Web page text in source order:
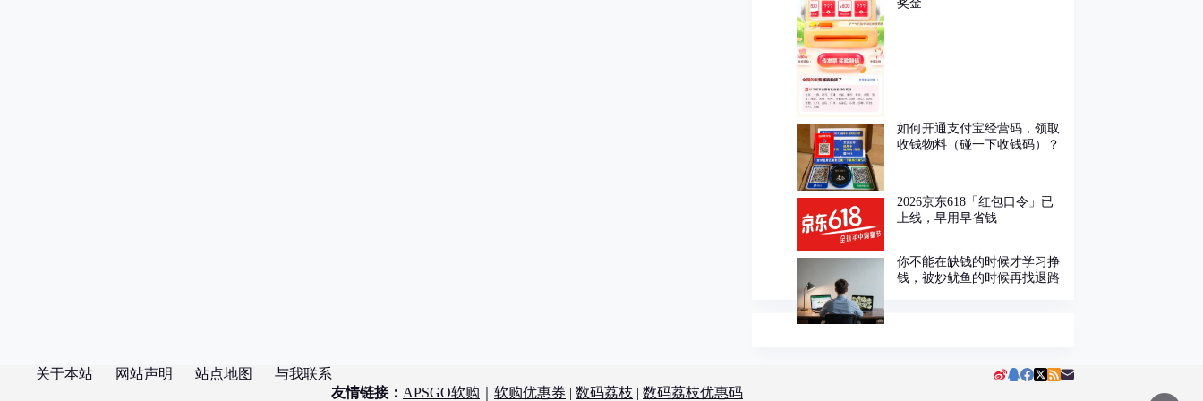
奖金
如何开通支付宝经营码，领取
收钱物料（碰一下收钱码）？
2026京东618「红包口令」已
上线，早用早省钱
你不能在缺钱的时候才学习挣
钱，被炒鱿鱼的时候再找退路
关于本站 网站声明 站点地图
与我联系
友情链接： APSGO软购 软购优惠券 | 数码荔枝 | 数码荔枝优惠码